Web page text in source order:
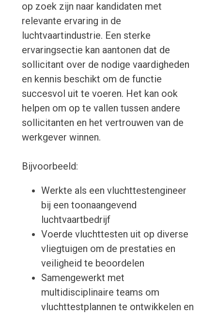
op zoek zijn naar kandidaten met
relevante ervaring in de
luchtvaartindustrie. Een sterke
ervaringsectie kan aantonen dat de
sollicitant over de nodige vaardigheden
en kennis beschikt om de functie
succesvol uit te voeren. Het kan ook
helpen om op te vallen tussen andere
sollicitanten en het vertrouwen van de
werkgever winnen.
Bijvoorbeeld:
Werkte als een vluchttestengineer
bij een toonaangevend
luchtvaartbedrijf
Voerde vluchttesten uit op diverse
vliegtuigen om de prestaties en
veiligheid te beoordelen
Samengewerkt met
multidisciplinaire teams om
vluchttestplannen te ontwikkelen en